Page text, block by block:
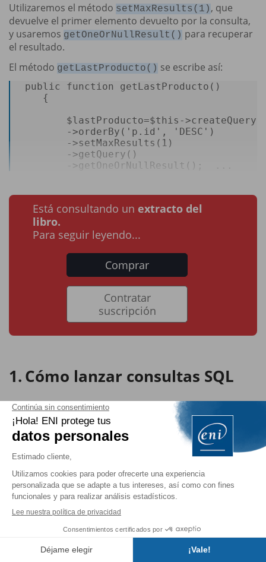
Utilizaremos el método setMaxResults(1) , que
devuelve el primer elemento devuelto por la consulta,
y usaremos getOneOrNullResult() para recuperar
el resultado.
El método getLastProducto() se escribe así:
public function getLastProducto ( )
{
$lastProducto=$this ->
->orderBy ( 'p.id' , 'DESC' )
->setMaxResults ( 1 )
->getQuery ()
->getOneOrNullResult ();  ...
Está consultando un extracto del
libro.
Para seguir leyendo...
Comprar
Contratar
suscripción
Cómo lanzar consultas SQL
Es posible realizar muchas cosas con DQL o el Query
Builder. Estos métodos no se limitan a la consulta de
datos; también se pueden usar para insertar,
modificar o eliminar registros.
Sin embargo, para aquellos con consultas grandes que
serían difíciles de implementar con estos métodos,
Doctrine les da la posibilidad de ejecutar consultas SQL
directamente.
Basta con recuperar la conexión a la base de datos
ejecutarla. La recuperación de datos se realiza con el